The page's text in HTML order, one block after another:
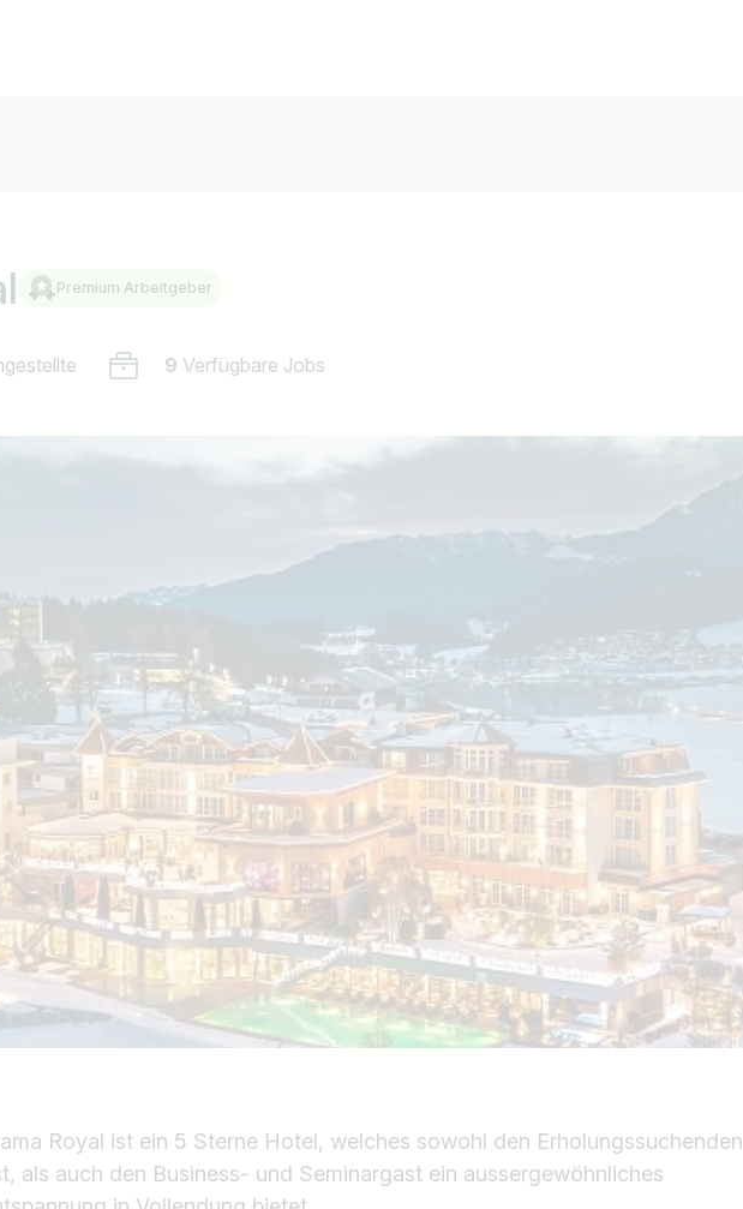
Premium Arbeitgeber
9 Verfügbare Jobs
Royal ist ein 5 Sterne Hotel, welches sowohl den Erholungssuchenden
als auch den Business- und Seminargast ein aussergewöhnliches